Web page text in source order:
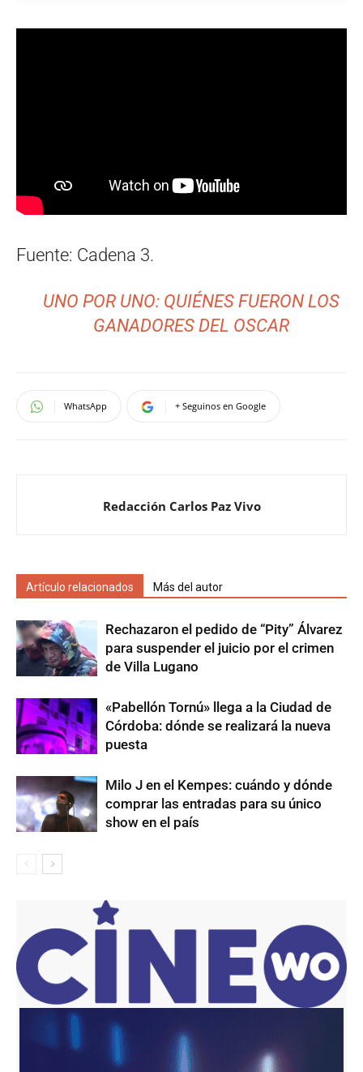
Fuente: Cadena 3.
UNO POR UNO: QUIÉNES FUERON LOS
GANADORES DEL OSCAR
WhatsApp + Seguinos en Google
Redacción Carlos Paz Vivo
Artículo relacionados Más del autor
Rechazaron el pedido de “Pity” Álvarez
para suspender el juicio por el crimen
de Villa Lugano
«Pabellón Tornú» llega a la Ciudad de
Córdoba: dónde se realizará la nueva
puesta
Milo J en el Kempes: cuándo y dónde
comprar las entradas para su único
show en el país